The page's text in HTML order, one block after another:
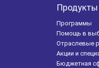
Продукты
Программы
Помощь в
Отраслевые
Акции и
Бюджетная